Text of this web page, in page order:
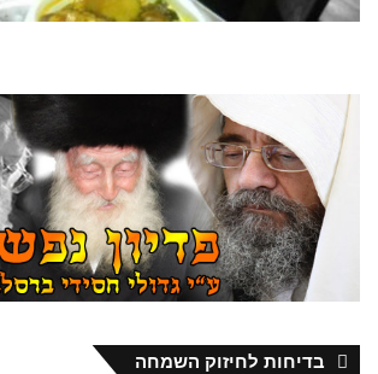
בדיחות לחיזוק השמחה